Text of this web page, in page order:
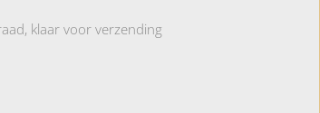
klaar voor verzending